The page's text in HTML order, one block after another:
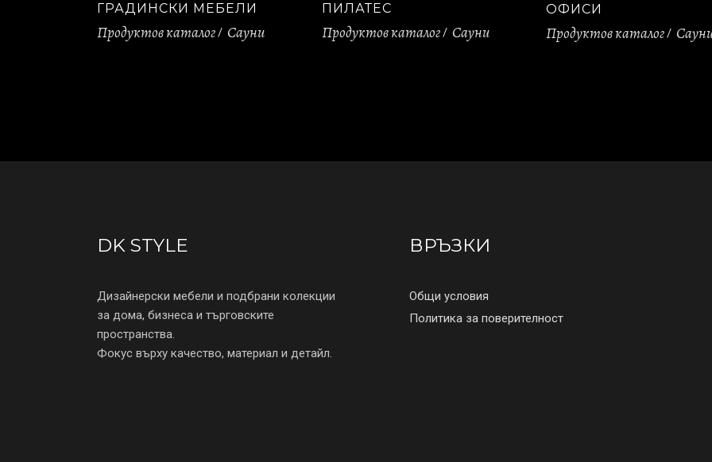
ГРАДИНСКИ МЕБЕЛИ
Продуктов каталог Сауни
ПИЛАТЕС
Продуктов каталог Сауни
ОФИСИ
Продуктов каталог
DK STYLE
Дизайнерски мебели и подбрани колекции
за дома, бизнеса и търговските
пространства.
Фокус върху качество, материал и детайл.
ВРЪЗКИ
Общи условия
Политика за поверителност